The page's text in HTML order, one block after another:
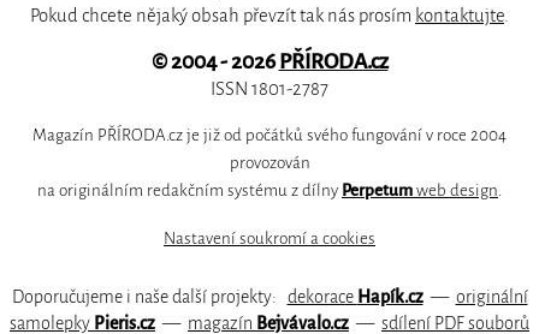
Pokud chcete nějaký obsah převzít tak nás prosím kontaktujte
© 2004 - 2026PŘÍRODA.cz
ISSN 1801-2787
Magazín PŘÍRODA.cz je již od počátků svého fungování v roce 2004
provozován
na originálním redakčním systému z dílny Perpetum web design.
Nastavení soukromí a cookies
Doporučujeme i naše další projekty: dekorace Hapík.cz— originální
samolepky Pieris.cz — magazín Bejvávalo.cz — sdílení PDF souborů